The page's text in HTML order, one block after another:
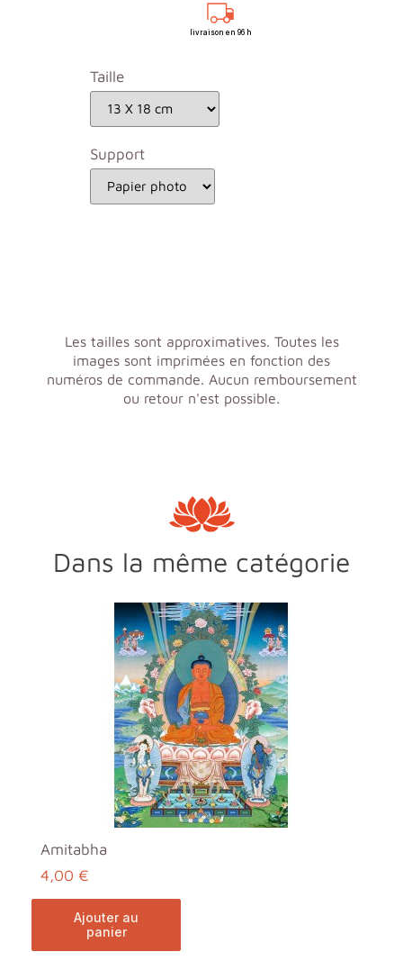
livraison en 96 h
Taille
Support
Les tailles sont approximatives. Toutes les
images sont imprimées en fonction des
numéros de commande. Aucun remboursement
ou retour n'est possible.
Dans la même catégorie
Amitabha
4,00 €
ajouter au
panier